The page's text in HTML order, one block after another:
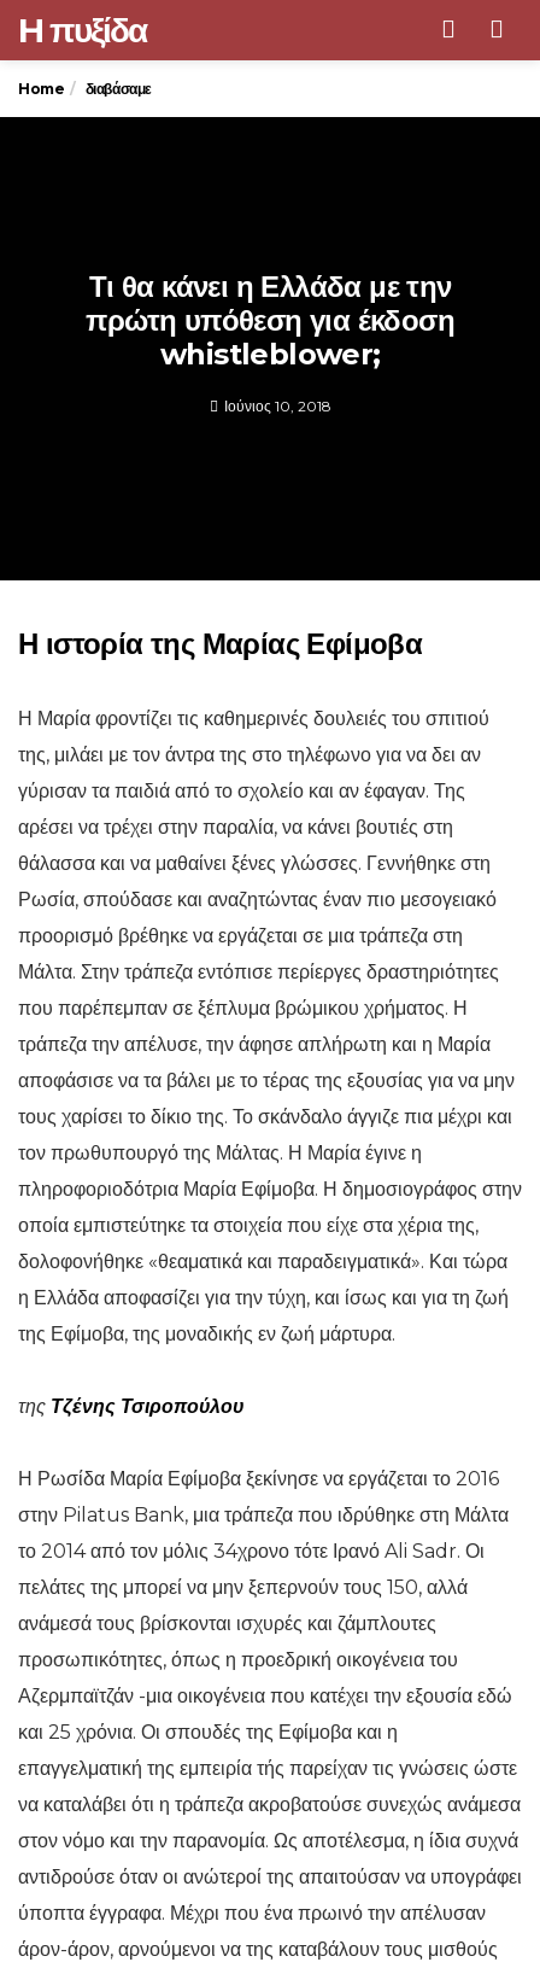
H πυξίδα
Home διαβάσαμε
Τι θα κάνει η Ελλάδα με την
πρώτη υπόθεση για έκδοση
whistleblower;
Ιούνιος 10, 2018
Η ιστορία της Μαρίας Εφίμοβα
Η Μαρία φροντίζει τις καθημερινές δουλειές του σπιτιού
της, μιλάει με τον άντρα της στο τηλέφωνο για να δει αν
γύρισαν τα παιδιά από το σχολείο και αν έφαγαν. Της
αρέσει να τρέχει στην παραλία, να κάνει βουτιές στη
θάλασσα και να μαθαίνει ξένες γλώσσες. Γεννήθηκε στη
Ρωσία, σπούδασε και αναζητώντας έναν πιο μεσογειακό
προορισμό βρέθηκε να εργάζεται σε μια τράπεζα στη
Μάλτα. Στην τράπεζα εντόπισε περίεργες δραστηριότητες
που παρέπεμπαν σε ξέπλυμα βρώμικου χρήματος. Η
τράπεζα την απέλυσε, την άφησε απλήρωτη και η Μαρία
αποφάσισε να τα βάλει με το τέρας της εξουσίας για να μην
τους χαρίσει το δίκιο της. Το σκάνδαλο άγγιζε πια μέχρι και
τον πρωθυπουργό της Μάλτας. Η Μαρία έγινε η
πληροφοριοδότρια Μαρία Εφίμοβα. Η δημοσιογράφος στην
οποία εμπιστεύτηκε τα στοιχεία που είχε στα χέρια της,
δολοφονήθηκε «θεαματικά και παραδειγματικά». Και τώρα
η Ελλάδα αποφασίζει για την τύχη, και ίσως και για τη ζωή
της Εφίμοβα, της μοναδικής εν ζωή μάρτυρα.
της Τζένης Τσιροπούλου
Η Ρωσίδα Μαρία Εφίμοβα ξεκίνησε να εργάζεται το 2016
στην Pilatus Bank, μια τράπεζα που ιδρύθηκε στη Μάλτα
το 2014 από τον μόλις 34χρονο τότε Ιρανό Ali Sadr. Οι
πελάτες της μπορεί να μην ξεπερνούν τους 150, αλλά
ανάμεσά τους βρίσκονται ισχυρές και ζάμπλουτες
προσωπικότητες, όπως η προεδρική οικογένεια του
Αζερμπαϊτζάν -μια οικογένεια που κατέχει την εξουσία εδώ
και 25 χρόνια. Οι σπουδές της Εφίμοβα και η
επαγγελματική της εμπειρία τής παρείχαν τις γνώσεις ώστε
να καταλάβει ότι η τράπεζα ακροβατούσε συνεχώς ανάμεσα
στον νόμο και την παρανομία. Ως αποτέλεσμα, η ίδια συχνά
αντιδρούσε όταν οι ανώτεροί της απαιτούσαν να υπογράφει
ύποπτα έγγραφα. Μέχρι που ένα πρωινό την απέλυσαν
άρον-άρον, αρνούμενοι να της καταβάλουν τους μισθούς